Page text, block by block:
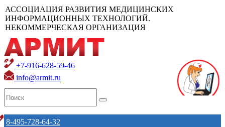
АССОЦИАЦИЯ РАЗВИТИЯ МЕДИЦИНСКИХ
ИНФОРМАЦИОННЫХ ТЕХНОЛОГИЙ.
НЕКОММЕРЧЕСКАЯ ОРГАНИЗАЦИЯ
+7-916-628-59-46
info@armit.ru
8-495-728-64-32